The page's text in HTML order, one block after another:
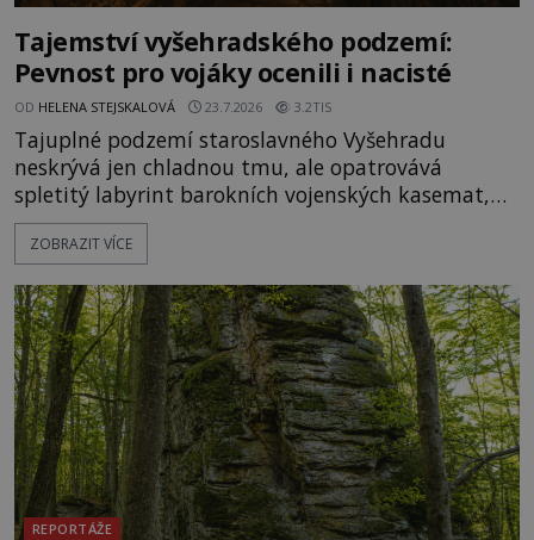
Tajemství vyšehradského podzemí:
Pevnost pro vojáky ocenili i nacisté
OD HELENA STEJSKALOVÁ 23.7.2026 3.2TIS
Tajuplné podzemí staroslavného Vyšehradu
neskrývá jen chladnou tmu, ale opatrovává
spletitý labyrint barokních vojenských kasemat,
zapomenuté chrámy a vzácné národní poklady.
Hluboko uvnitř mohutné skály nad řekou Vltavou
vyhýbá shonu moderní metropole. Místo, ke
kterému se vážou nejstarší české mýty, ve svých
temných útrobách střeží monumentální
ZOBRAZIT VÍCE
REPORTÁŽE